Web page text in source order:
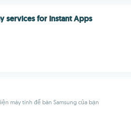
services for Instant Apps
máy tính để bàn Samsung của bạn